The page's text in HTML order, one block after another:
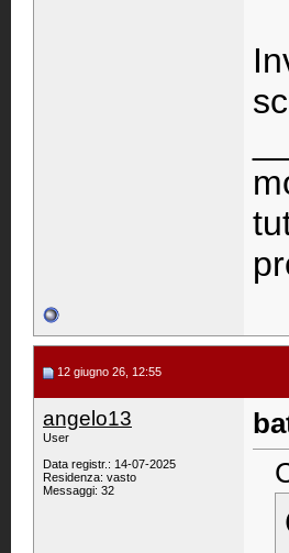
12 giugno 26, 12:55
angelo13
User
Data registr.: 14-07-2025
Residenza: vasto
Messaggi: 32